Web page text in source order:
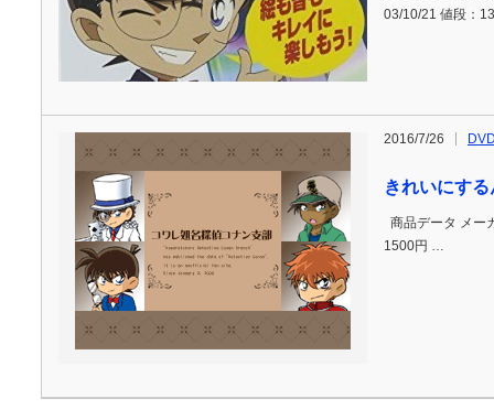
03/10/21 値段：
2016/7/26
きれいにす
商品データ メー
1500円 …